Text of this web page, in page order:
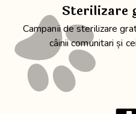
Sterilizare
Campanii de sterilizare
câinii comunitari și